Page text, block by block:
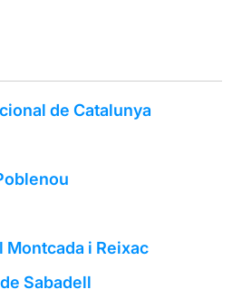
de Catalunya
Montcada i Reixac
Sabadell